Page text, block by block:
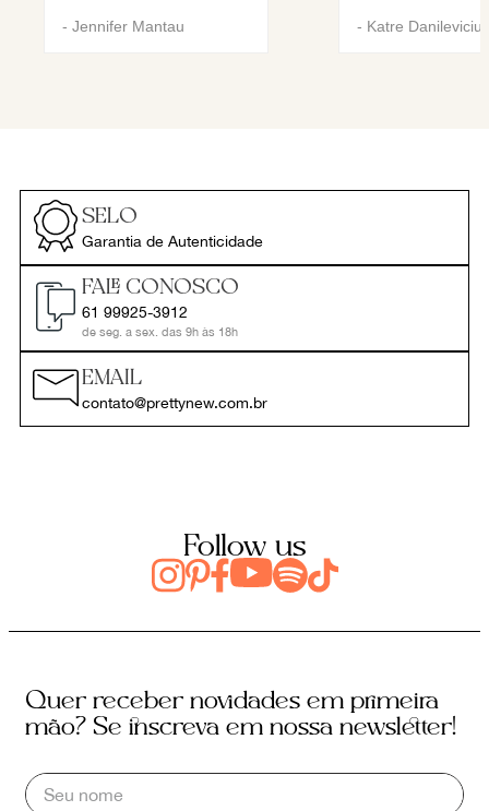
- Jennifer Mantau - Katre Danilevicius
SELO
Garantia de Autenticidade
FALE CONOSCO
61 99925-3912
de seg. a sex. das 9h às 18h
EMAIL
contato@prettynew.com.br
Follow us
Quer receber novidades em primeira
mão? Se inscreva em nossa newsletter!